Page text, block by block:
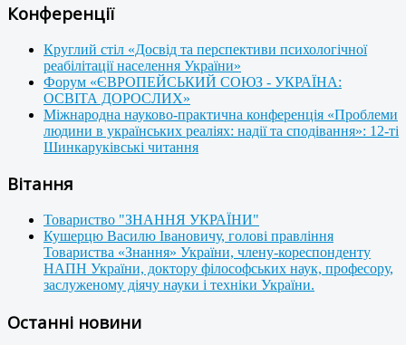
Конференції
Круглий стіл «Досвід та перспективи психологічної
реабілітації населення України»
Форум «ЄВРОПЕЙСЬКИЙ СОЮЗ - УКРАЇНА:
ОСВІТА ДОРОСЛИХ»
Міжнародна науково-практична конференція «Проблеми
людини в українських реаліях: надії та сподівання»: 12-ті
Шинкаруківські читання
Вітання
Товариство "ЗНАННЯ УКРАЇНИ"
Кушерцю Василю Івановичу, голові правління
Товариства «Знання» України, члену-кореспонденту
НАПН України, доктору філософських наук, професору,
заслуженому діячу науки і техніки України.
Останні новини